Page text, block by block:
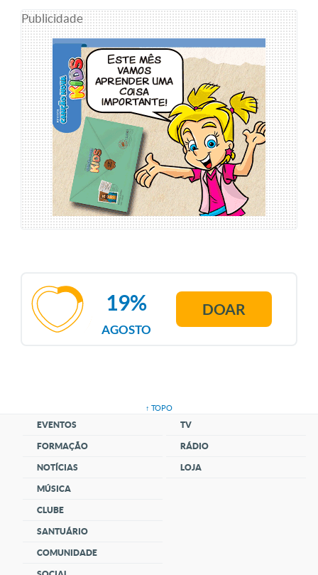
Publicidade
AGOSTO
19% DOAR
↑ TOPO
EVENTOS
FORMAÇÃO
NOTÍCIAS
MÚSICA
CLUBE
SANTUÁRIO
COMUNIDADE
TV
RÁDIO
LOJA